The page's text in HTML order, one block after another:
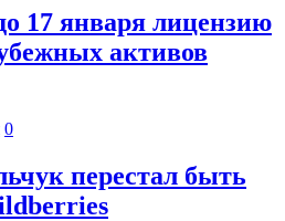
17 января лицензию
активов
0
перестал быть